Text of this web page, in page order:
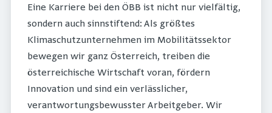
Eine Karriere bei den ÖBB ist nicht nur vielfältig,
sondern auch sinnstiftend: Als größtes
Klimaschutzunternehmen im Mobilitätssektor
bewegen wir ganz Österreich, treiben die
österreichische Wirtschaft voran, fördern
Innovation und sind ein verlässlicher,
verantwortungsbewusster Arbeitgeber. Wir